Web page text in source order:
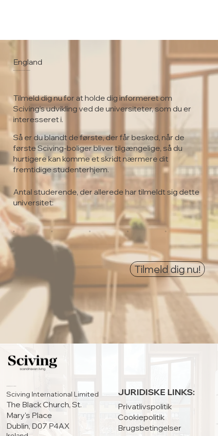
England
Buckinghamshire New University
Tilmeld dig nu for at holde dig informeret om
Sciving's udvikling ved de universiteter, som du er
interesseret i.
Så er du blandt de første, der får besked, når de
første Sciving-boliger bliver tilgængelige, så du
hurtigere kan komme et skridt nærmere dit
fremtidige studenterhjem.
Antal studerende, der allerede har tilmeldt sig dette
universitet:
0
0
0
0
0
Tilmeld dig nu!
HOVEDKONTOR:
Sciving International Limited
The Black Church, St.
Mary's Place
Dublin, D07 P4AX
JURIDISKE LINKS:
Privatlivspolitik
Cookiepolitik
Brugsbetingelser